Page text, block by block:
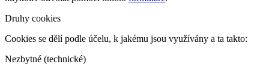
Druhy cookies
Cookies se dělí podle účelu, k jakému jsou využívány a ta takto:
Nezbytné (technické)